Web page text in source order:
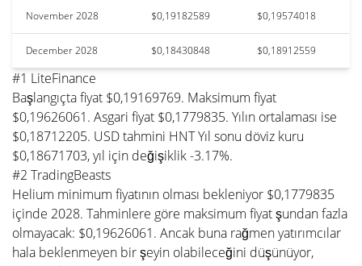
November 2028 $0,19182589 $0,19574018
December 2028 $0,18430848 $0,18912559
#1 LiteFinance
Başlangıçta fiyat $0,19169769. Maksimum fiyat
$0,19626061. Asgari fiyat $0,1779835. Yılın ortalaması ise
$0,18712205. USD tahmini HNT Yıl sonu döviz kuru
$0,18671703, yıl için değişiklik -3.17%.
#2 TradingBeasts
Helium minimum fiyatının olması bekleniyor $0,1779835
içinde 2028. Tahminlere göre maksimum fiyat şundan fazla
olmayacak: $0,19626061. Ancak buna rağmen yatırımcılar
hala beklenmeyen bir şeyin olabileceğini düşünüyor,